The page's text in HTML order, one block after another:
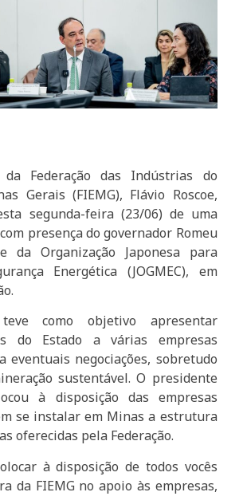
Federação das Indústrias do
Gerais (FIEMG), Flávio Roscoe,
segunda-feira (23/06) de uma
presença do governador Romeu
da Organização Japonesa para
Energética (JOGMEC), em
como objetivo apresentar
do Estado a várias empresas
eventuais negociações, sobretudo
sustentável. O presidente
à disposição das empresas
se instalar em Minas a estrutura
oferecidas pela Federação.
à disposição de todos vocês
da FIEMG no apoio às empresas,